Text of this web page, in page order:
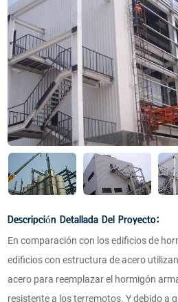
Descripción Detallada Del Proyecto:
En comparación con los edificios de
edificios con estructura de acero
acero para reemplazar el hormigón
resistente a los terremotos. Y debido a